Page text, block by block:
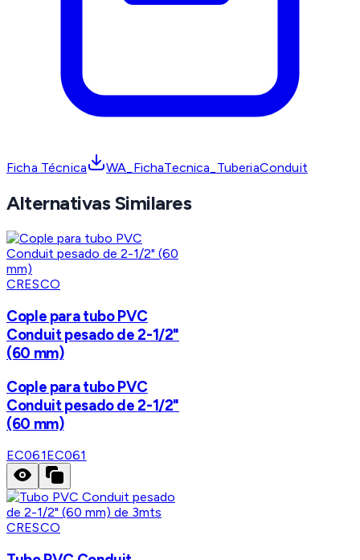
Ficha Técnica WA_FichaTecnica_TuberiaConduit
Alternativas Similares
CRESCO
Cople para tubo PVC
Conduit pesado de 2-1/2"
(60 mm)
Cople para tubo PVC
Conduit pesado de 2-1/2"
(60 mm)
EC061EC061
CRESCO